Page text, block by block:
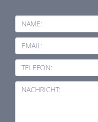
NAME:
EMAIL:
TELEFON:
NACHRICHT: